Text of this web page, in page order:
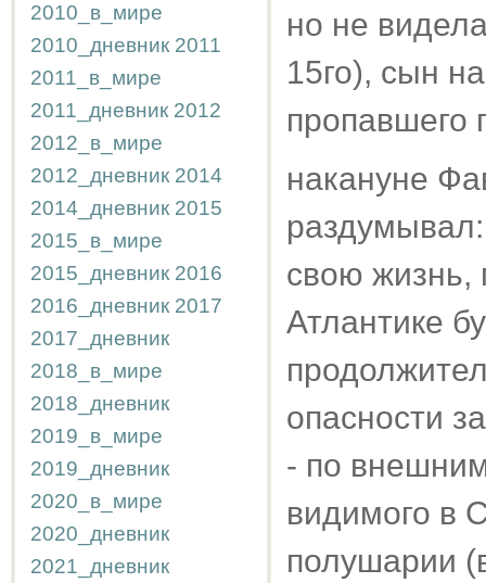
2010_в_мире
2010_дневник 2011
2011_в_мире
2011_дневник 2012
2012_в_мире
2012_дневник 2014
2014_дневник 2015
2015_в_мире
2015_дневник 2016
2016_дневник 2017
2017_дневник
2018_в_мире
2018_дневник
2019_в_мире
2019_дневник
2020_в_мире
2020_дневник
2021_дневник
но не
15го), сын
пропавшего
накануне
раздумывал:
свою жизнь,
Атлантике
опасности
- по
видимого в
полушарии